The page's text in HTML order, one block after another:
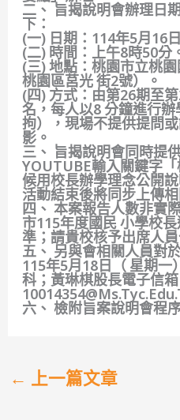
二、 旨揭說明會辦理日
下：
(一) 日期：114年5月16
(二) 時間：上午8時50分
(三) 地點：桃園市立桃
桃園區莒光 街2號）。
(四) 方式：由第26期至
名，每人以8 分鐘進行
拘），現場不提供提問
影。
三、 旨揭說明會同時提
YOUTUBE輸入關鍵字
候用校長辦學理念公開
活動結束後將同步上傳
四、 本案報告人數非實
市115年度國民 小學校
準；請貴校核予出席人
五、 另與會相關人員對
115年5月18日（ 星期一
科；黃琳棋股長電子信箱
六、 檢附旨案說明會程
← 上一篇文章